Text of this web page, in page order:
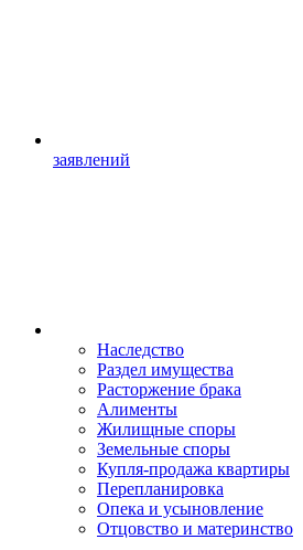
заявлений
Наследство
Раздел имущества
Расторжение брака
Алименты
Жилищные споры
Земельные споры
Купля-продажа квартиры
Перепланировка
Опека и усыновление
Отцовство и материнство